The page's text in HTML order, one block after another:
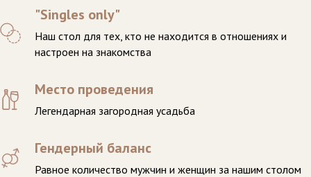
"Singles only"
Наш стол для тех, кто не находится в отношениях и
настроен на знакомства
Место проведения
Легендарная загородная усадьба
Гендерный баланс
Равное количество мужчин и женщин за нашим столом